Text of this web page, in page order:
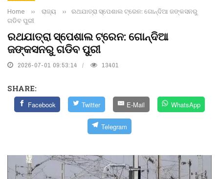
Home ›› ରାଜ୍ୟ ››
ରଥଯାତ୍ରା ସ୍ପେଶାଲ ଟ୍ରେନ: ଗୋନ୍ଦିଆ ଜଙ୍କସନରୁ
ଗଡିବ ପୁରୀ
ରଥଯାତ୍ରା ସ୍ପେଶାଲ ଟ୍ରେନ: ଗୋନ୍ଦିଆ
ଜଙ୍କସନରୁ ଗଡିବ ପୁରୀ
2026-07-01 09:53:14 13401
SHARE:
Facebook Twitter E-Mail WhatsApp
Telegram